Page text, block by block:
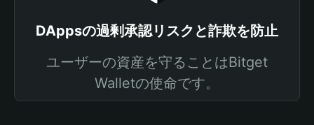
DAppsの過剰承認リスクと詐欺を防止
ユーザーの資産を守ることはBitget
Walletの使命です。